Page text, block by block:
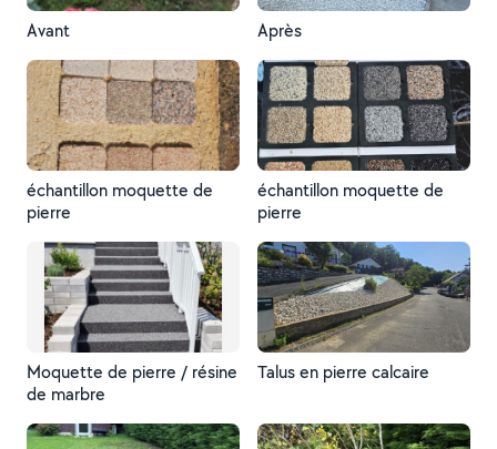
Avant Après
échantillon moquette de
pierre
échantillon moquette de
pierre
Moquette de pierre / résine
de marbre
Talus en pierre calcaire